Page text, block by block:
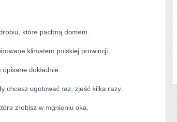
które pachną domem.
klimatem polskiej prowincji.
dokładnie.
chcesz ugotować raz, zjeść kilka razy.
zrobisz w mgnieniu oka.